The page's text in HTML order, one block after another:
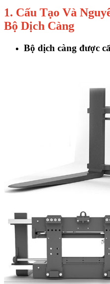
1. Cấu Tạo Và
Bộ Dịch Càng
Bộ dịch càng được